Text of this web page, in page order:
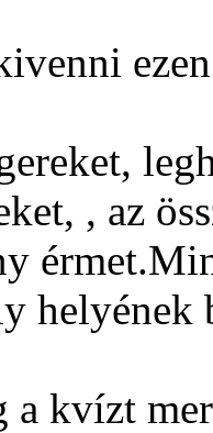
, az
a kvízt